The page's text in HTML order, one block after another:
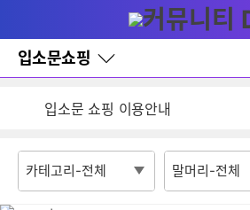
와
홈
입소문쇼핑
바
로
기
어
잦은 오류, PC속도 잡자! PC안정
입소문 쇼핑 이용안내